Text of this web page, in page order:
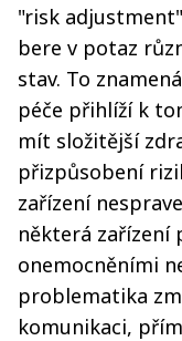
"risk
bere v potaz
stav. To
péče přihlíží k
mít složitější
přizpůsobení
zařízení
některá zařízení
onemocněními
problematika
komunikaci,